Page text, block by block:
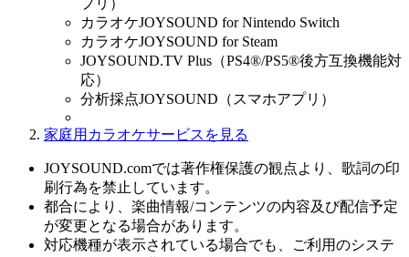
プリ）
カラオケJOYSOUND for Nintendo Switch
カラオケJOYSOUND for Steam
JOYSOUND.TV Plus（PS4®/PS5®後方互換機能対
応）
分析採点JOYSOUND（スマホアプリ）
家庭用カラオケサービスを見る
JOYSOUND.comでは著作権保護の観点より、歌詞の印
刷行為を禁止しています。
都合により、楽曲情報/コンテンツの内容及び配信予定
が変更となる場合があります。
対応機種が表示されている場合でも、ご利用のシステ